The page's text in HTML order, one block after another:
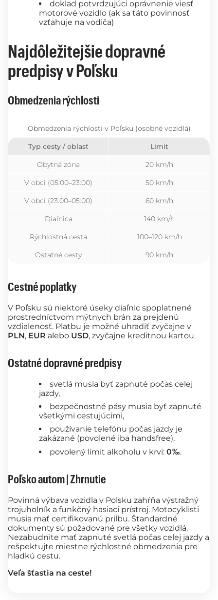
doklad potvrdzujúci oprávnenie viesť
motorové vozidlo (ak sa táto povinnosť
vzťahuje na vodiča)
Najdôležitejšie dopravné
predpisy v Poľsku
Obmedzenia rýchlosti
Obmedzenia rýchlosti v Poľsku (osobné vozidlá)
Typ cesty / oblasť Limit
Obytná zóna 20 km/h
V obci (05:00–23:00) 50 km/h
V obci (23:00–05:00) 60 km/h
Diaľnica 140 km/h
Rýchlostná cesta 100–120 km/h
Ostatné cesty 90 km/h
Cestné poplatky
V Poľsku sú niektoré úseky diaľnic spoplatnené
prostredníctvom mýtnych brán za prejdenú
vzdialenosť. Platbu je možné uhradiť zvyčajne v
PLN, EUR alebo USD, zvyčajne kreditnou kartou.
Ostatné dopravné predpisy
svetlá musia byť zapnuté počas celej
jazdy,
bezpečnostné pásy musia byť zapnuté
všetkými cestujúcimi,
používanie telefónu počas jazdy je
zakázané (povolené iba handsfree),
povolený limit alkoholu v krvi: 0‰.
Poľsko autom | Zhrnutie
Povinná výbava vozidla v Poľsku zahŕňa výstražný
trojuholník a funkčný hasiaci prístroj. Motocyklisti
musia mať certifikovanú prilbu. Štandardné
dokumenty sú požadované pre všetky vozidlá.
Nezabudnite mať zapnuté svetlá počas celej jazdy a
rešpektujte miestne rýchlostné obmedzenia pre
hladkú cestu.
Veľa šťastia na ceste!